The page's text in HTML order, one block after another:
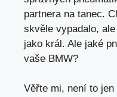
partnera na tanec.
skvěle vypadalo,
jako král. Ale jaké
vaše BMW?
Věřte mi, není to